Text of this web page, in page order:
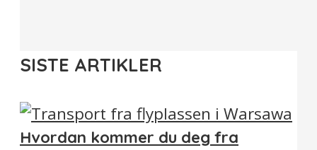
SISTE ARTIKLER
Hvordan kommer du deg fra